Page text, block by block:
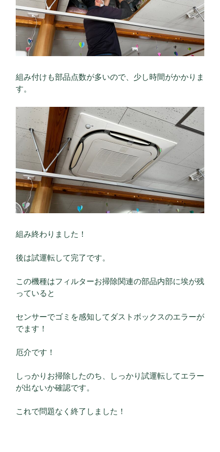
組み付けも部品点数が多いので、少し時間がかかりま
す。
組み終わりました！
後は試運転して完了です。
この機種はフィルターお掃除関連の部品内部に埃が残
っていると
センサーでゴミを感知してダストボックスのエラーが
でます！
厄介です！
しっかりお掃除したのち、しっかり試運転してエラー
が出ないか確認です。
これで問題なく終了しました！